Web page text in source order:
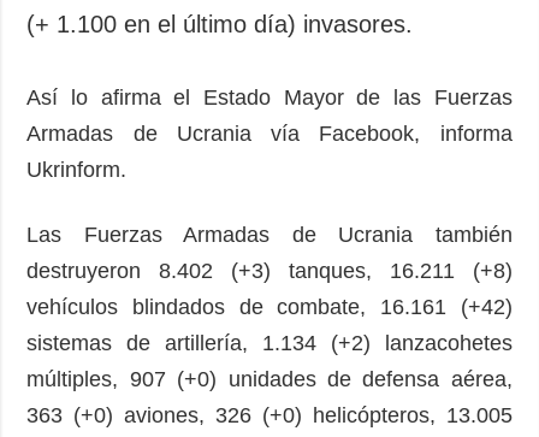
Publicaciones
Fotos
Video
Releases
Banco de
imágenes
(+ 1.100 en el último día) invasores.
Así lo afirma el Estado Mayor de las Fuerzas
Armadas de Ucrania vía Facebook, informa
Ukrinform.
Las Fuerzas Armadas de Ucrania también
destruyeron 8.402 (+3) tanques, 16.211 (+8)
vehículos blindados de combate, 16.161 (+42)
sistemas de artillería, 1.134 (+2) lanzacohetes
múltiples, 907 (+0) unidades de defensa aérea,
363 (+0) aviones, 326 (+0) helicópteros, 13.005